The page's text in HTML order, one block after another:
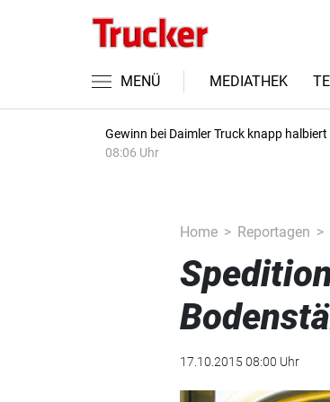
MENÜ MEDIATHEK
Gewinn bei Daimler Truck knapp halbiert
08:06 Uhr
Home Reportagen
17.10.2015 08:00 Uhr